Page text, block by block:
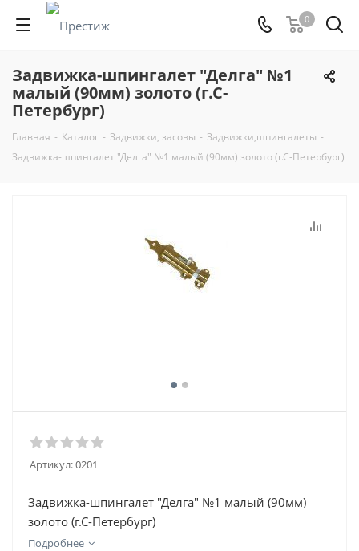
0
Задвижка-шпингалет "Делга" №1
малый (90мм) золото (г.С-
Петербург)
Главная - Каталог - Задвижки, засовы - Задвижки,шпингалеты -
Задвижка-шпингалет "Делга" №1 малый (90мм) золото (г.С-Петербург)
Артикул:0201
Задвижка-шпингалет "Делга" №1 малый (90мм)
золото (г.С-Петербург)
Подробнее